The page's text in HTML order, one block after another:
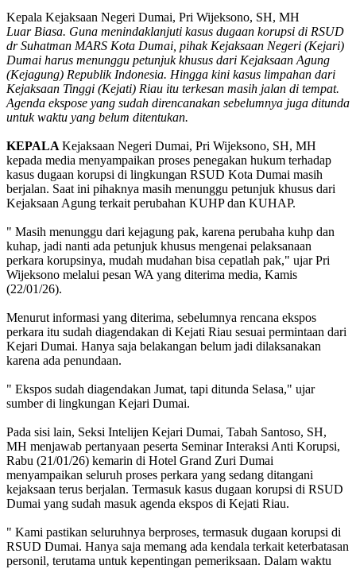
Kepala Kejaksaan Negeri Dumai, Pri Wijeksono, SH, MH
Luar Biasa. Guna menindaklanjuti kasus dugaan korupsi di RSUD
dr Suhatman MARS Kota Dumai, pihak Kejaksaan Negeri (Kejari)
Dumai harus menunggu petunjuk khusus dari Kejaksaan Agung
(Kejagung) Republik Indonesia. Hingga kini kasus limpahan dari
Kejaksaan Tinggi (Kejati) Riau itu terkesan masih jalan di tempat.
Agenda ekspose yang sudah direncanakan sebelumnya juga ditunda
untuk waktu yang belum ditentukan.
KEPALAKejaksaan Negeri Dumai, Pri Wijeksono, SH, MH
kepada media menyampaikan proses penegakan hukum terhadap
kasus dugaan korupsi di lingkungan RSUD Kota Dumai masih
berjalan. Saat ini pihaknya masih menunggu petunjuk khusus dari
Kejaksaan Agung terkait perubahan KUHP dan KUHAP.
" Masih menunggu dari kejagung pak, karena perubaha kuhp dan
kuhap, jadi nanti ada petunjuk khusus mengenai pelaksanaan
perkara korupsinya, mudah mudahan bisa cepatlah pak," ujar Pri
Wijeksono melalui pesan WA yang diterima media, Kamis
(22/01/26).
Menurut informasi yang diterima, sebelumnya rencana ekspos
perkara itu sudah diagendakan di Kejati Riau sesuai permintaan dari
Kejari Dumai. Hanya saja belakangan belum jadi dilaksanakan
karena ada penundaan.
" Ekspos sudah diagendakan Jumat, tapi ditunda Selasa," ujar
sumber di lingkungan Kejari Dumai.
Pada sisi lain, Seksi Intelijen Kejari Dumai, Tabah Santoso, SH,
MH menjawab pertanyaan peserta Seminar Interaksi Anti Korupsi,
Rabu (21/01/26) kemarin di Hotel Grand Zuri Dumai
menyampaikan seluruh proses perkara yang sedang ditangani
kejaksaan terus berjalan. Termasuk kasus dugaan korupsi di RSUD
Dumai yang sudah masuk agenda ekspos di Kejati Riau.
" Kami pastikan seluruhnya berproses, termasuk dugaan korupsi di
RSUD Dumai. Hanya saja memang ada kendala terkait keterbatasan
personil, terutama untuk kepentingan pemeriksaan. Dalam waktu